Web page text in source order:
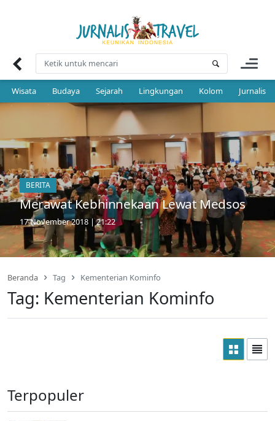
Wisata Budaya Sejarah Lingkungan Kolom Jurnalis
BERITA
Merawat Kebhinnekaan Lewat Medsos
17 November 2018 | 21:22
Beranda Tag Kementerian Kominfo
Tag: Kementerian Kominfo
Terpopuler